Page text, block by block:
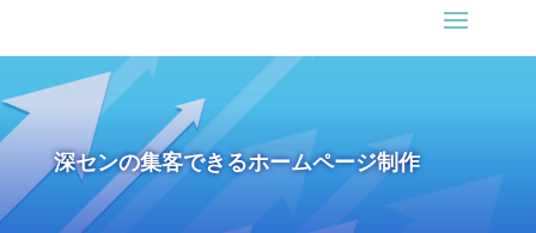
深センの集客できるホームページ制作